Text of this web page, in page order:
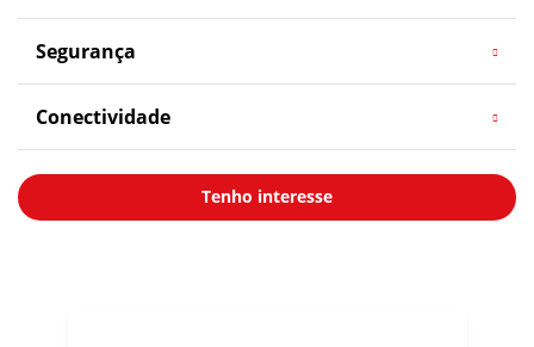
Segurança
Conectividade
Tenho interesse